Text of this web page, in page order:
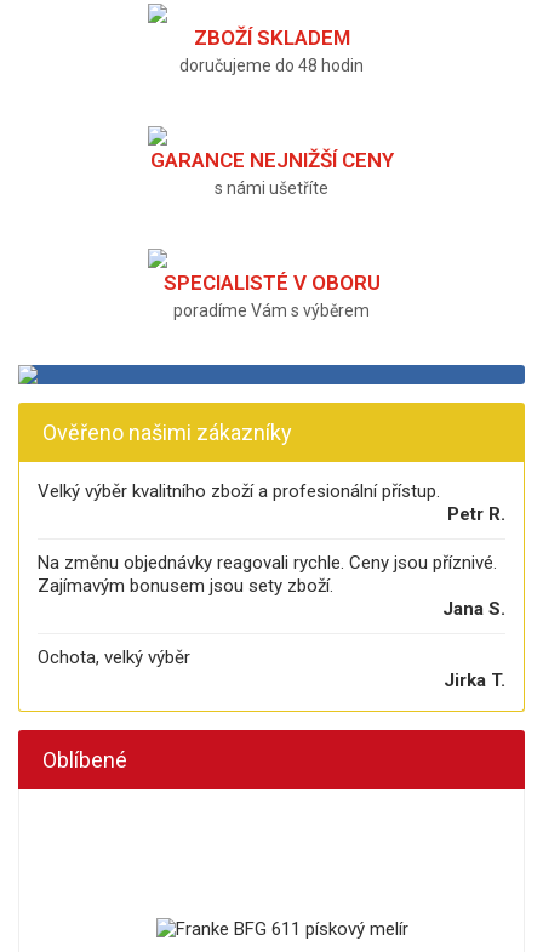
ZBOŽÍ SKLADEM
doručujeme do 48 hodin
GARANCE NEJNIŽŠÍ CENY
s námi ušetříte
SPECIALISTÉ V OBORU
poradíme Vám s výběrem
Ověřeno našimi zákazníky
Velký výběr kvalitního zboží a profesionální přístup.
Petr R.
Na změnu objednávky reagovali rychle. Ceny jsou příznivé.
Zajímavým bonusem jsou sety zboží.
Jana S.
Ochota, velký výběr
Jirka T.
Oblíbené